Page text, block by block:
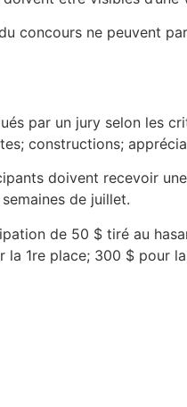
concours ne peuvent
par un jury selon les
constructions;
doivent recevoir
de juillet.
de 50 $ tiré au
la 1re place; 300 $ pour